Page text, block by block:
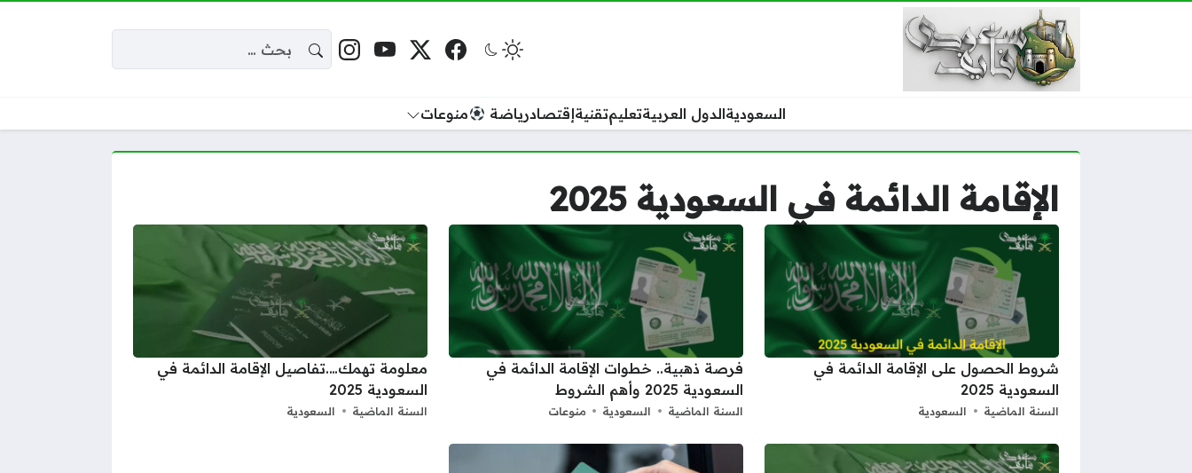
مواقع التواصل فيسبوكمنصة إكس
يوتيوبإنستغرام
السعوديةالدول العربيةتعليمتقنيةإقتصادرياضة منوعات
الإقامة الدائمة في السعودية 2025
شروط الحصول على الإقامة الدائمة في
السعودية 2025
السنة الماضية السعودية
فرصة ذهبية.. خطوات الإقامة الدائمة في
السعودية 2025 وأهم الشروط
السنة الماضية السعودية منوعات
معلومة تهمك….تفاصيل الإقامة الدائمة في
السعودية 2025
السنة الماضية السعودية